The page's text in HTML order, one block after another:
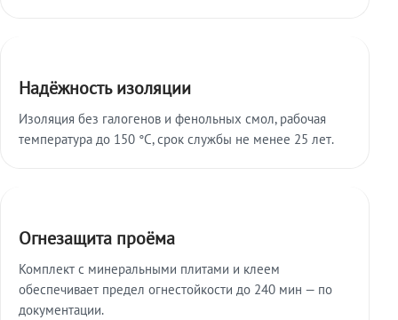
Надёжность изоляции
Изоляция без галогенов и фенольных смол, рабочая
температура до 150 °C, срок службы не менее 25 лет.
Огнезащита проёма
Комплект с минеральными плитами и клеем
обеспечивает предел огнестойкости до 240 мин — по
документации.